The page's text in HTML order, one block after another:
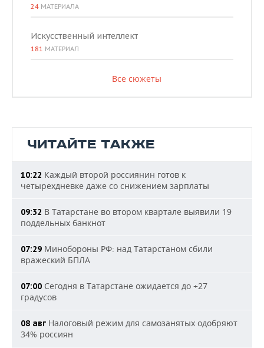
24 МАТЕРИАЛА
Искусственный интеллект
181 МАТЕРИАЛ
Все сюжеты
ЧИТАЙТЕ ТАКЖЕ
10:22 Каждый второй россиянин готов к
четырехдневке даже со снижением зарплаты
09:32 В Татарстане во втором квартале выявили 19
поддельных банкнот
07:29 Минобороны РФ: над Татарстаном сбили
вражеский БПЛА
07:00 Сегодня в Татарстане ожидается до +27
градусов
08 авг Налоговый режим для самозанятых одобряют
34% россиян